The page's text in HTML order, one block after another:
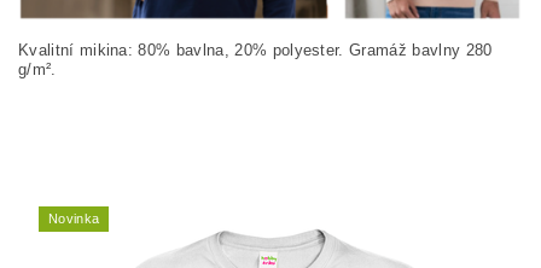
Kvalitní mikina: 80% bavlna, 20% polyester. Gramáž bavlny 280
g/m².
Novinka